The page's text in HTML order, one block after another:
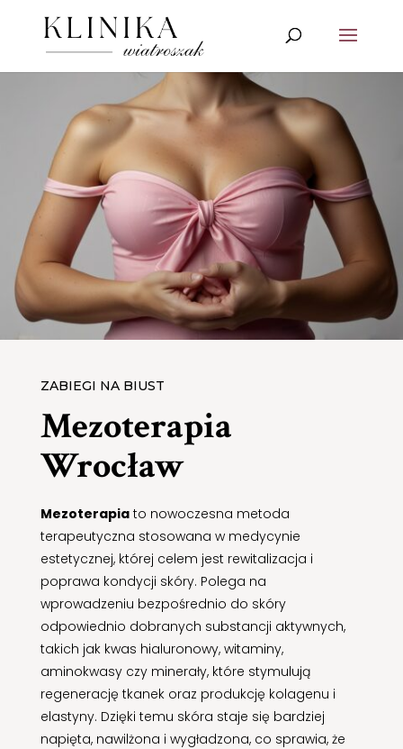
ZABIEGI NA BIUST
Mezoterapia
Wrocław
Mezoterapiato nowoczesna metoda
terapeutyczna stosowana w medycynie
estetycznej, której celem jest rewitalizacja i
poprawa kondycji skóry. Polega na
wprowadzeniu bezpośrednio do skóry
odpowiednio dobranych substancji aktywnych,
takich jak kwas hialuronowy, witaminy,
aminokwasy czy minerały, które stymulują
regenerację tkanek oraz produkcję kolagenu i
elastyny. Dzięki temu skóra staje się bardziej
napięta, nawilżona i wygładzona, co sprawia, że